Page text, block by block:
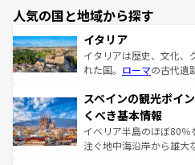
人気の国と地域から探す
イタリア
イタリアは歴史、文化、
れた国。 ローマの古代遺
ろん、トスカーナの美し
景など、自然景観も見逃
ピザやパスタなど、絶品
できる。朝目覚めてから
スペインの観光ポイ
くべき基本情報
イベリア半島のほぼ80
注ぐ地中海沿岸から雄大